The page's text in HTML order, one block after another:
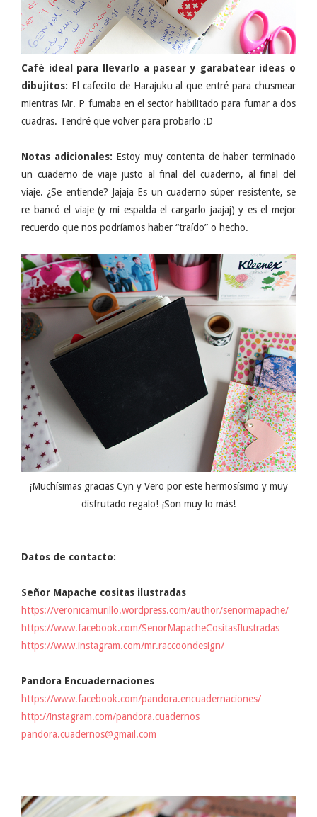
Café ideal para llevarlo a pasear y garabatear ideas o
dibujitos: El cafecito de Harajuku al que entré para chusmear
mientras Mr. P fumaba en el sector habilitado para fumar a dos
cuadras. Tendré que volver para probarlo :D
Notas adicionales: Estoy muy contenta de haber terminado
un cuaderno de viaje justo al final del cuaderno, al final del
viaje. ¿Se entiende? Jajaja Es un cuaderno súper resistente, se
re bancó el viaje (y mi espalda el cargarlo jaajaj) y es el mejor
recuerdo que nos podríamos haber “traído” o hecho.
¡Muchísimas gracias Cyn y Vero por este hermosísimo y muy
disfrutado regalo! ¡Son muy lo más!
Datos de contacto:
Señor Mapache cositas ilustradas
https://veronicamurillo.wordpress.com/author/senormapache/
https://www.facebook.com/SenorMapacheCositasIlustradas
https://www.instagram.com/mr.raccoondesign/
Pandora Encuadernaciones
https://www.facebook.com/pandora.encuadernaciones/
http://instagram.com/pandora.cuadernos
pandora.cuadernos@gmail.com